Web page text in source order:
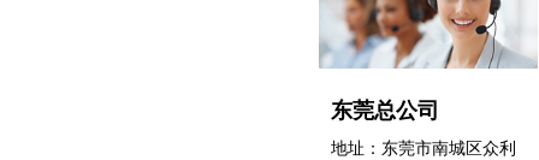
东莞总公司
地址：东莞市南城区众利